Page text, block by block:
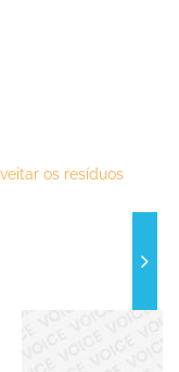
os resíduos